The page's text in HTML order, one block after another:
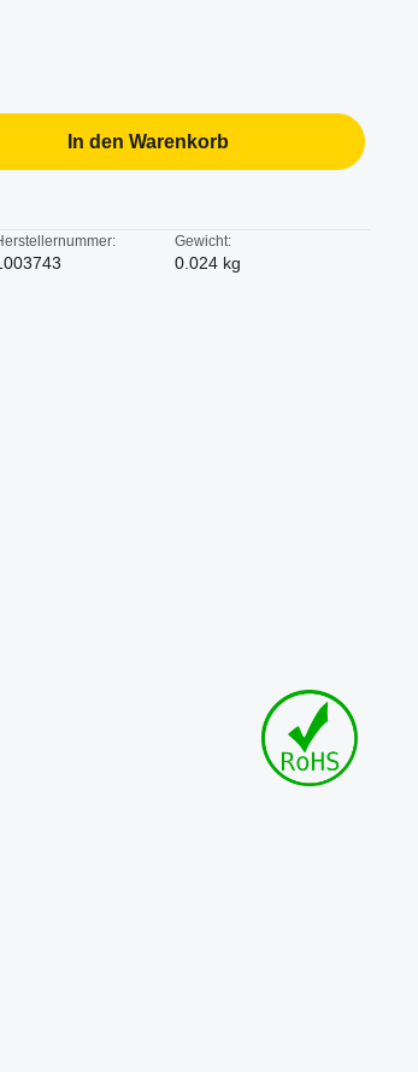
Wert ein oder
In den Warenkorb
Gewicht:
0.024 kg